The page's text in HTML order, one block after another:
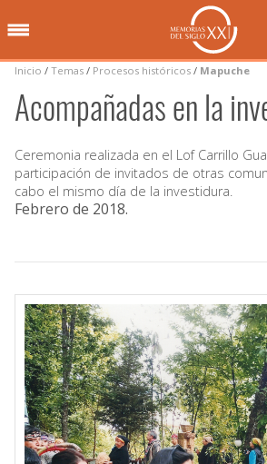
Inicio / Temas / Procesos históricos / Mapuche
Acompañadas en la
Ceremonia realizada en el Lof Carrillo
participación de invitados de otras
cabo el mismo día de la investidura.
Febrero de 2018.